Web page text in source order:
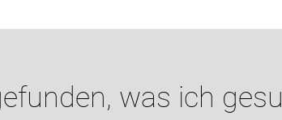
was ich